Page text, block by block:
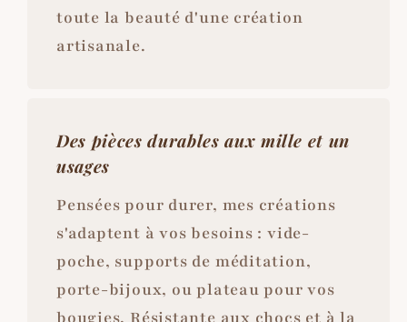
toute la beauté d'une création
artisanale.
Des pièces durables aux mille et un
usages
Pensées pour durer, mes créations
s'adaptent à vos besoins : vide-
poche, supports de méditation,
porte-bijoux, ou plateau pour vos
bougies. Résistante aux chocs et à la